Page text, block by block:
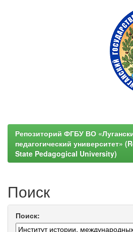
Репозиторий ФГБУ ВО
педагогический университет»
State Pedagogical University)
Поиск
Поиск: